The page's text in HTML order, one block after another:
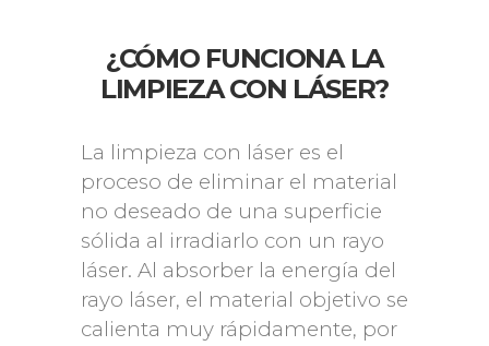
¿CÓMO FUNCIONA LA
LIMPIEZA CON LÁSER?
La limpieza con láser es el
proceso de eliminar el material
no deseado de una superficie
sólida al irradiarlo con un rayo
láser. Al absorber la energía del
rayo láser, el material objetivo se
calienta muy rápidamente, por